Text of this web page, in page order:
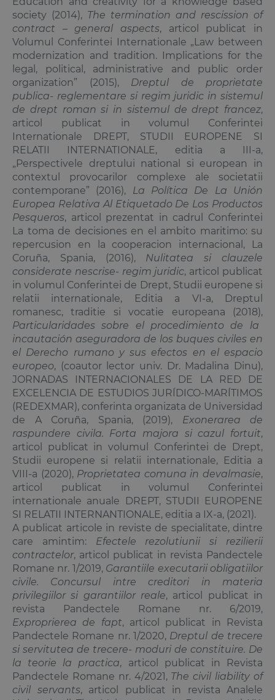
society (2014), The termination and rescission of
contract – general aspects, articol publicat in
Volumul Conferintei Internationale „Law between
modernization and tradition. Implications for the
legal, political, administrative and public order
organization” (2015), Dreptul de proprietate
publica- reglementare si regim juridic in sistemul
de drept roman si in sistemul de drept francez,
articol publicat in volumul Conferintei
Internationale DREPT, STUDII EUROPENE SI
RELATII INTERNATIONALE, editia a III-a,
„Perspectivele dreptului national si european in
contextul provocarilor complexe ale societatii
contemporane” (2016), La Política De La Unión
Europea Relativa Al Etiquetado De Los Productos
Pesqueros, articol prezentat in cadrul Conferintei
La toma de decisiones en el ambito maritimo: su
repercusion en la cooperacion internacional, La
Coruña, Spania, (2016), Nulitatea si clauzele
considerate nescrise- regim juridic, articol publicat
in volumul Conferintei de Drept, Studii europene si
relatii internationale, Editia a VI-a, Dreptul
romanesc, traditie si vocatie europeana (2018),
Particularidades sobre el procedimiento de la
incautación aseguradora de los buques civiles en
el Derecho rumano y sus efectos en el espacio
europeo, (coautor lector univ. Dr. Madalina Dinu),
JORNADAS INTERNACIONALES DE LA RED DE
EXCELENCIA DE ESTUDIOS JURÍDICO-MARÍTIMOS
(REDEXMAR), conferinta organizata de Universidad
de A Coruña, Spania, (2019), Exonerarea de
raspundere civila. Forta majora si cazul fortuit,
articol publicat in volumul Conferintei de Drept,
Studii europene si relatii internationale, Editia a
VIII-a (2020), Proprietatea comuna in devalmasie,
articol publicat in volumul Conferintei
internationale anuale DREPT, STUDII EUROPENE
SI RELATII INTERNANTIONALE, editia a IX-a, (2021).
A publicat articole in reviste de specialitate, dintre
care amintim: Efectele rezolutiunii si rezilierii
contractelor, articol publicat in revista Pandectele
Romane nr. 1/2019, Garantiile executarii obligatiilor
civile. Concursul intre creditori in materia
privilegiilor si garantiilor reale, articol publicat in
revista Pandectele Romane nr. 6/2019,
Exproprierea de fapt, articol publicat in Revista
Pandectele Romane nr. 1/2020, Dreptul de trecere
si servitutea de trecere- moduri de constituire. De
la teorie la practica, articol publicat in Revista
Pandectele Romane nr. 4/2021, The civil liability of
civil servants, articol publicat in revista Analele